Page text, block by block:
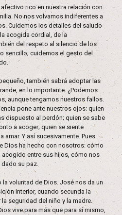
rico en nuestra relación con
No nos volvamos indiferentes a
Cuidemos los detalles del saludo
acogida cordial, de la
del respeto al silencio de los
sencillo; cuidemos el gesto del
también sabrá adoptar las
en lo importante. ¿Podemos
aunque tengamos nuestros fallos.
pone ante nuestros ojos: quien
dispuesto al perdón; quien se sabe
a acoger; quien se siente
amar. Y así sucesivamente. Pues
Dios ha hecho con nosotros: cómo
entre sus hijos, cómo nos
dado su paz.
voluntad de Dios. José nos da un
interior, cuando secunda la
seguridad del niño y la madre.
vive para más que para sí mismo,